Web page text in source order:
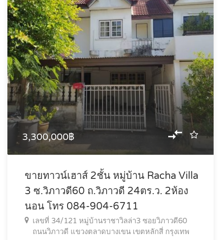
3,300,000฿
ขายทาวน์เฮาส์ 2ชั้น หมู่บ้าน Racha Villa
3 ซ.วิภาวดี60 ถ.วิภาวดี 24ตร.ว. 2ห้อง
นอน โทร 084-904-6711
เลขที่ 34/121 หมู่บ้านราชาวิลล่า3 ซอยวิภาวดี60
ถนนวิภาวดี แขวงตลาดบางเขน เขตหลักสี่ กรุงเทพ